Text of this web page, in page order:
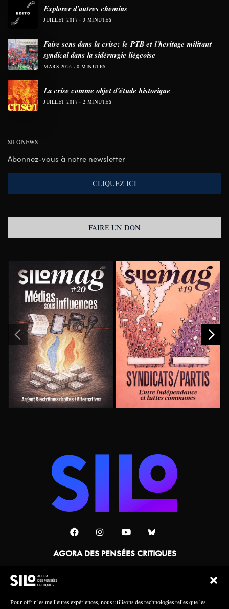
Pour offrir les meilleures expériences, nous utilisons des technologies telles que les
Explorer d’autres chemins
JUILLET 2017 3 MINUTES
Faire sens dans la crise: le PTB et l’héritage militant
syndical dans la sidérurgie liégeoise
MARS 2026 8 MINUTES
La crise comme objet d’étude historique
JUILLET 2017 2 MINUTES
SILONEWS
Abonnez-vous à notre newsletter
CLIQUEZ ICI
FAIRE UN DON
AGORA DES PENSÉES CRITIQUES